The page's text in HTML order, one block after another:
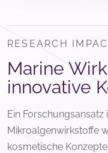
RESEARCH
Marine
innovative
Ein
Mikroalgenwirkstoffe
kosmetische